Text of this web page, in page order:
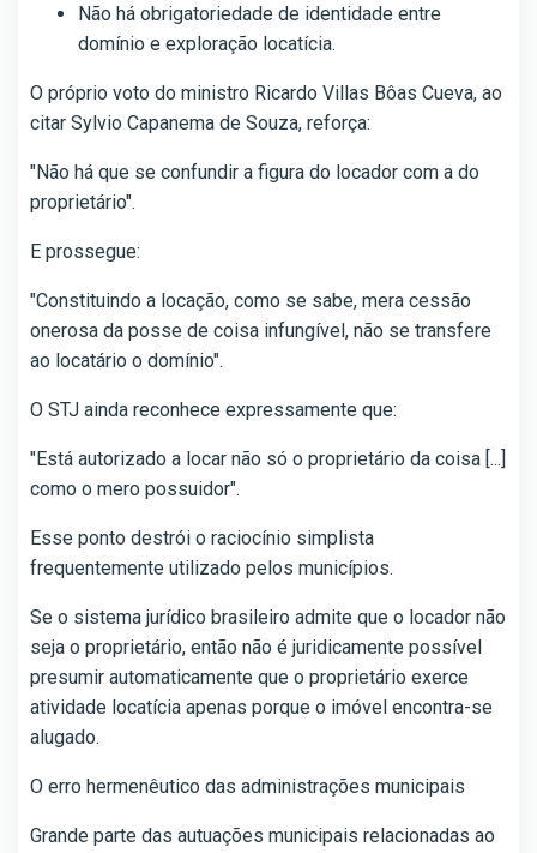
Não há obrigatoriedade de identidade entre
domínio e exploração locatícia.
O próprio voto do ministro Ricardo Villas Bôas Cueva, ao
citar Sylvio Capanema de Souza, reforça:
"Não há que se confundir a figura do locador com a do
proprietário".
E prossegue:
"Constituindo a locação, como se sabe, mera cessão
onerosa da posse de coisa infungível, não se transfere
ao locatário o domínio".
O STJ ainda reconhece expressamente que:
"Está autorizado a locar não só o proprietário da coisa [...]
como o mero possuidor".
Esse ponto destrói o raciocínio simplista
frequentemente utilizado pelos municípios.
Se o sistema jurídico brasileiro admite que o locador não
seja o proprietário, então não é juridicamente possível
presumir automaticamente que o proprietário exerce
atividade locatícia apenas porque o imóvel encontra-se
alugado.
O erro hermenêutico das administrações municipais
Grande parte das autuações municipais relacionadas ao